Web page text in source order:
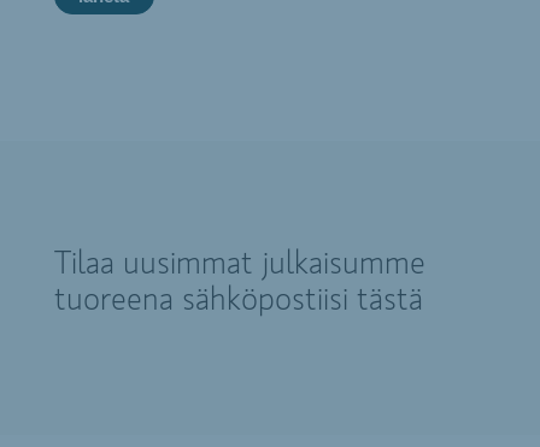
Tilaa uusimmat julkaisumme
tuoreena sähköpostiisi tästä